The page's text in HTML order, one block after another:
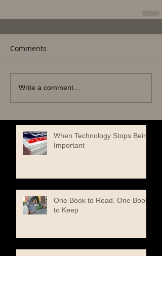
Comments
Write a comment...
When Technology Stops Being
Important
One Book to Read. One Book
to Keep